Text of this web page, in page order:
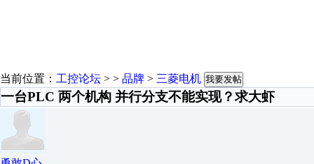
当前位置： 工控论坛 > > 品牌 > 三菱电机 我要发帖
一台PLC 两个机构 并行分支不能实现？求大虾